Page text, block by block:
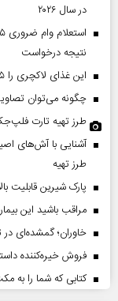
در سال ۲۰۲۶
نتیجه درخواست
این غذای لاکچری را ۱۵ دقیقه‌ای آماده کنید
چگونه می‌توان
طرز تهیه تارت
آشنایی با آش‌های
طرز تهیه
پارک شیرین قابلیت‌
مراقب باشید این
خاوران؛ گمشده‌ای در
فروش خیره‌کننده داستان اسباب‌بازی ۵؛
کتابی که شما را به